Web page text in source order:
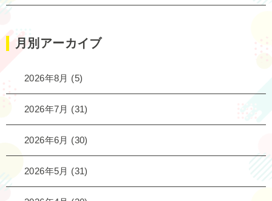
月別アーカイブ
2026年8月 (5)
2026年7月 (31)
2026年6月 (30)
2026年5月 (31)